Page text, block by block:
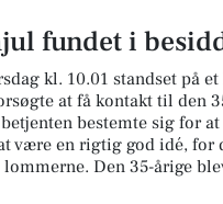
fundet i
kl. 10.01 standset på
at få kontakt til den
bestemte sig for at
være en rigtig god idé, for
Den 35-årige